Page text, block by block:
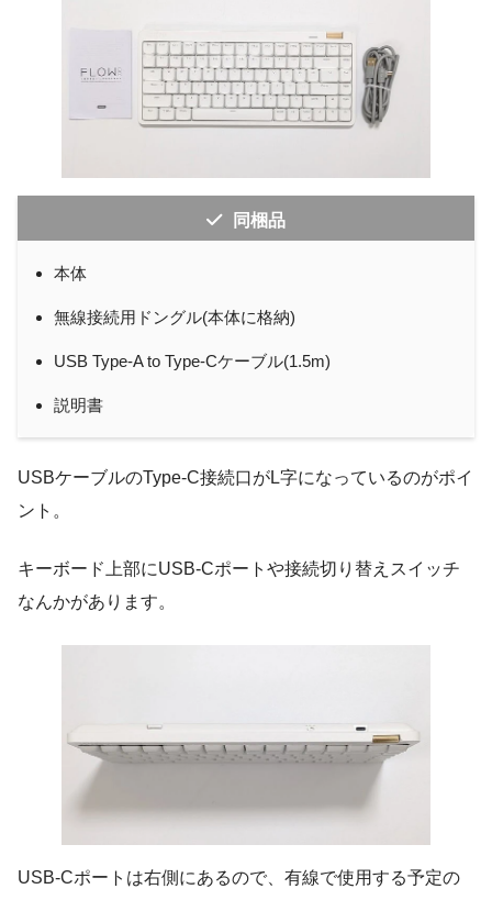
同梱品
本体
無線接続用ドングル(本体に格納)
USB Type-A to Type-Cケーブル(1.5m)
説明書
USBケーブルのType-C接続口がL字になっているのがポイ
ント。
キーボード上部にUSB-Cポートや接続切り替えスイッチ
なんかがあります。
USB-Cポートは右側にあるので、有線で使用する予定の